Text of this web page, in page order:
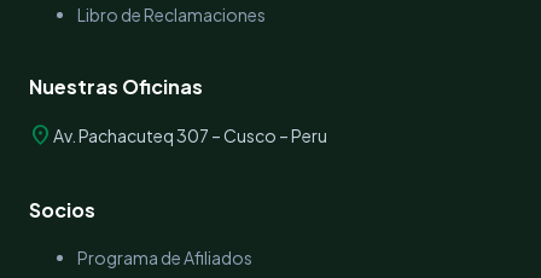
Libro de Reclamaciones
Nuestras Oficinas
location_on Av. Pachacuteq 307 – Cusco – Peru
Socios
Programa de Afiliados